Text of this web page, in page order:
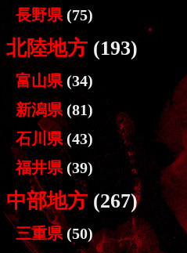
長野県 (75)
北陸地方 (193)
富山県 (34)
新潟県 (81)
石川県(43)
福井県 (39)
中部地方 (267)
三重県(50)